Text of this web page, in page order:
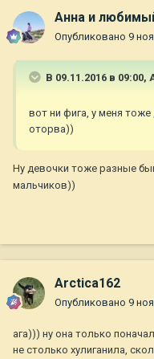
Анна и
Опубликовано 9
В 09.11.2016 в 09:00,
вот ни фига, у меня
оторва))
Ну девочки тоже разные
мальчиков))
Arctica162
Опубликовано 9
ага))) ну она только
не столько хулиганила,